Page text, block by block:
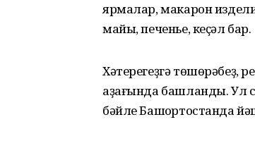
ярмалар, макарон
майы, печенье, кеҫәл бар.
Хәтерегеҙгә төшөрәбеҙ,
аҙағында башланды. Ул
бәйле Башҡортостанда